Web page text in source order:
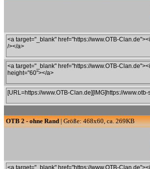
OTB 2 - ohne Rand| Größe: 468x60, ca. 269KB